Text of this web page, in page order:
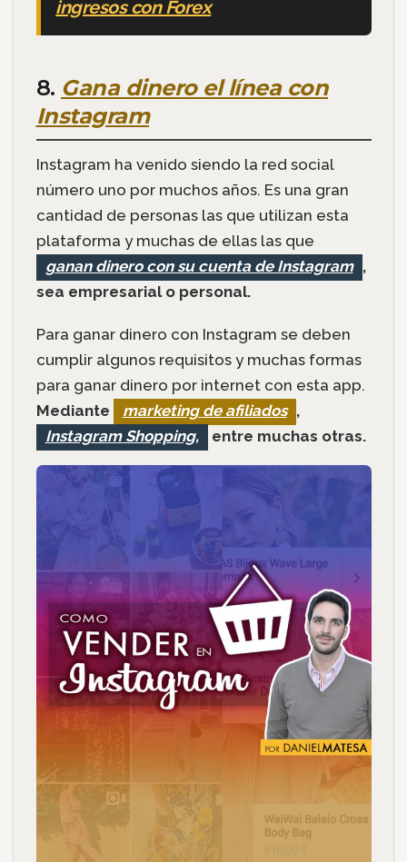
ingresos con Forex
8. Gana dinero el línea con
Instagram
Instagram ha venido siendo la red social
número uno por muchos años. Es una gran
cantidad de personas las que utilizan esta
plataforma y muchas de ellas las que
ganan dinero con su cuenta de Instagram ,
sea empresarial o personal.
Para ganar dinero con Instagram se deben
cumplir algunos requisitos y muchas formas
para ganar dinero por internet con esta app.
Mediante
marketing de afiliados ,
Instagram Shopping,
entre muchas otras.